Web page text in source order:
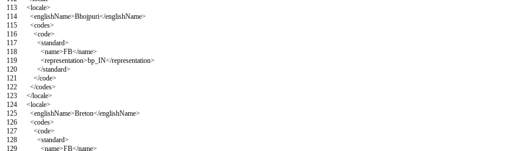
113
114
115
116
117
118
119
120
121
122
123
124
125
126
127
128
129
<locale>
<englishName>Bhojpuri</englishName>
<codes>
<code>
<standard>
<name>FB</name>
<representation>bp_IN</representation>
</standard>
</code>
</codes>
</locale>
<locale>
<englishName>Breton</englishName>
<codes>
<code>
<standard>
<name>FB</name>